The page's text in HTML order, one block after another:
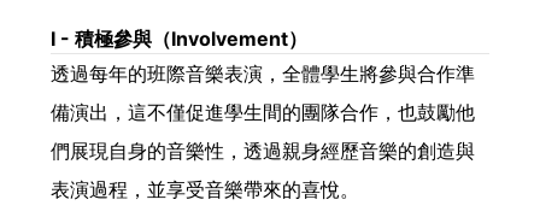
I - 積極參與（Involvement）
透過每年的班際音樂表演，全體學生將參與合作準
備演出，這不僅促進學生間的團隊合作，也鼓勵他
們展現自身的音樂性，透過親身經歷音樂的創造與
表演過程，並享受音樂帶來的喜悅。